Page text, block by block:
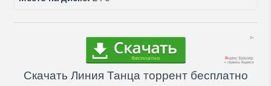
Скачать Линия Танца торрент бесплатно